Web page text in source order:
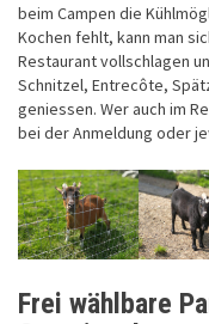
beim Campen die
Kochen fehlt, kann man
Restaurant vollschlagen
Schnitzel, Entrecôte,
geniessen. Wer auch im
bei der Anmeldung oder
Frei wählbare